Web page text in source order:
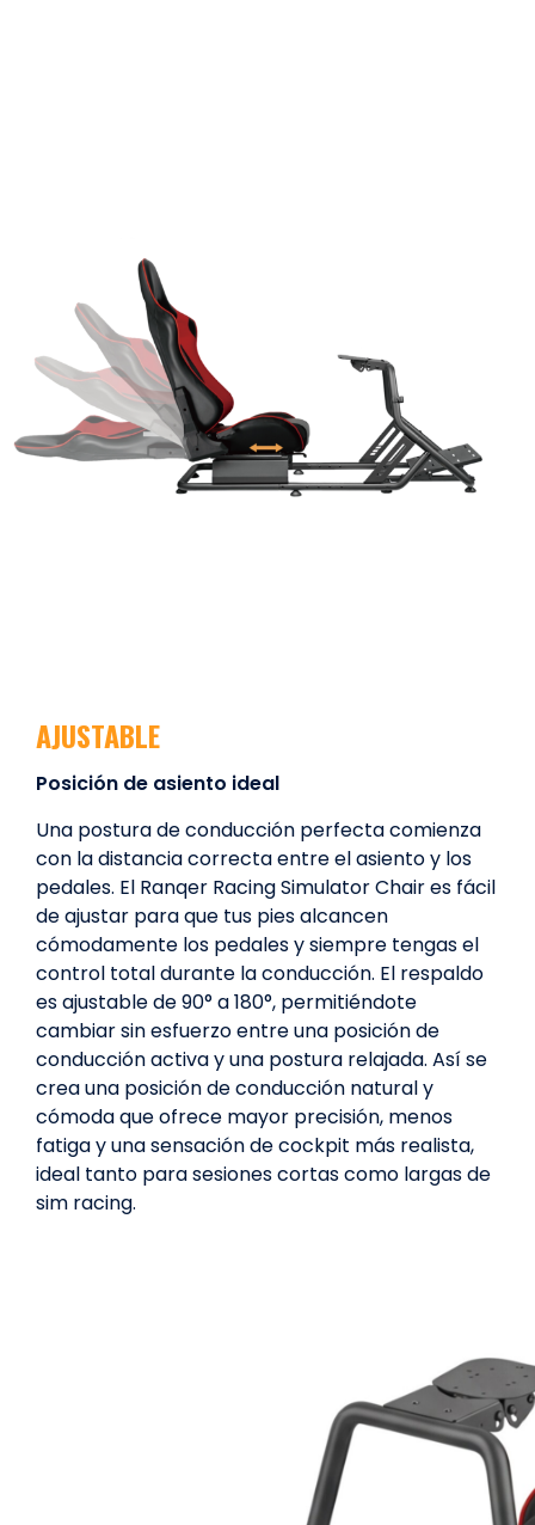
AJUSTABLE
Posición de asiento ideal
Una postura de conducción perfecta comienza
con la distancia correcta entre el asiento y los
pedales. El Ranqer Racing Simulator Chair es fácil
de ajustar para que tus pies alcancen
cómodamente los pedales y siempre tengas el
control total durante la conducción. El respaldo
es ajustable de 90° a 180°, permitiéndote
cambiar sin esfuerzo entre una posición de
conducción activa y una postura relajada. Así se
crea una posición de conducción natural y
cómoda que ofrece mayor precisión, menos
fatiga y una sensación de cockpit más realista,
ideal tanto para sesiones cortas como largas de
sim racing.